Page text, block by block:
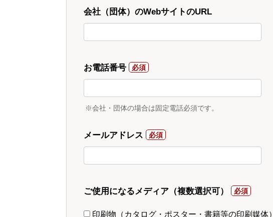
会社（団体）のWebサイトのURL
お電話番号
※会社・団体の場合は固定電話必須です。
メールアドレス
ご使用になるメディア（複数選択可）
印刷物（カタログ・ポスター・書籍等の印刷媒体）